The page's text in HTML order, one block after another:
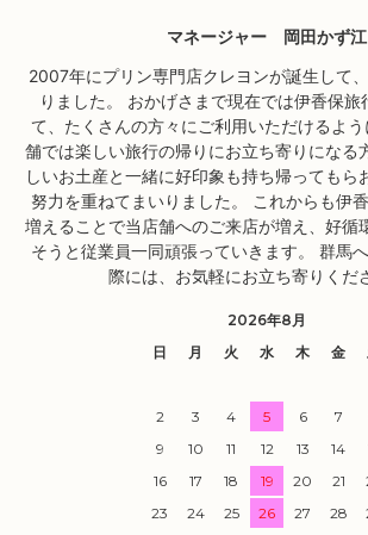
マネージャー 岡田かず江
2007年にプリン専門店クレヨンが誕生して
りました。 おかげさまで現在では伊香保旅
て、たくさんの方々にご利用いただけるよ
舗では楽しい旅行の帰りにお立ち寄りになる
しいお土産と一緒に好印象も持ち帰ってもら
努力を重ねてまいりました。 これからも伊
増えることで当店舗へのご来店が増え、好循
そうと従業員一同頑張っていきます。 群馬
際には、お気軽にお立ち寄りくだ
2026年8月
日
月 火 水 木 金
2
3 4 5 6 7
9
10 11 12 13 14
16
17 18 19 20 21
23
24 25 26 27 28